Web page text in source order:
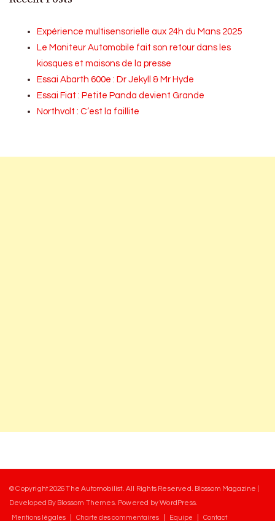
Expérience multisensorielle aux 24h du Mans 2025
Le Moniteur Automobile fait son retour dans les
kiosques et maisons de la presse
Essai Abarth 600e : Dr Jekyll & Mr Hyde
Essai Fiat : Petite Panda devient Grande
Northvolt : C’est la faillite
© Copyright 2026The Automobilist. All Rights Reserved. Blossom Magazine |
Developed By Blossom Themes. Powered byWordPress
Mentions légales Charte des commentaires Equipe Contact